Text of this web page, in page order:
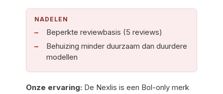
NADELEN
Beperkte reviewbasis (5 reviews)
Behuizing minder duurzaam dan duurdere
modellen
Onze ervaring: De Nexlis is een Bol-only merk